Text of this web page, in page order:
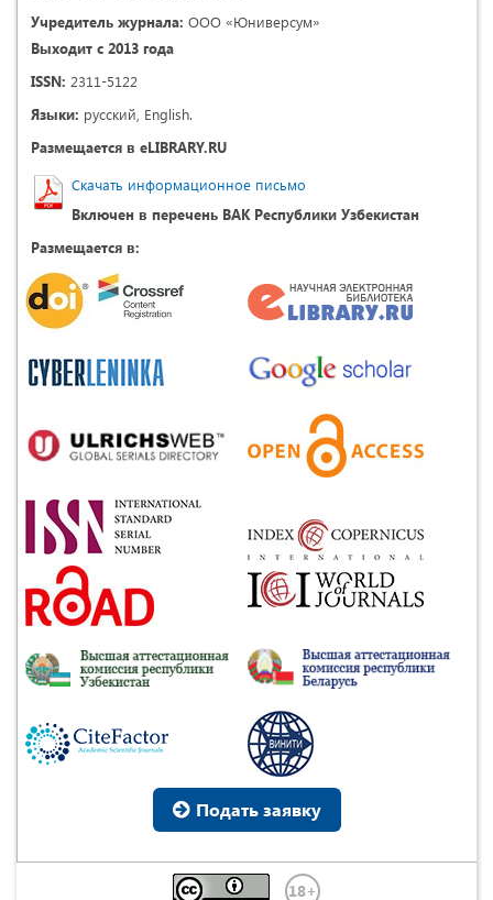
Учредитель журнала: ООО «Юниверсум»
Выходит с 2013 года
ISSN: 2311-5122
Языки: русский, English.
Размещается в eLIBRARY.RU
Скачать информационное письмо
Включен в перечень ВАК Республики Узбекистан
Размещается в:
Подать заявку